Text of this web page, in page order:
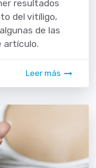
resultados
del vitíligo,
de las
artículo.
Leer más